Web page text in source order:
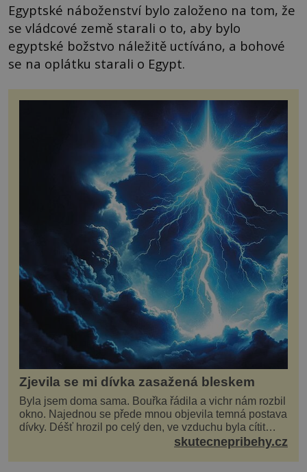
Egyptské náboženství bylo založeno na tom, že
se vládcové země starali o to, aby bylo
egyptské božstvo náležitě uctíváno, a bohové
se na oplátku starali o Egypt.
Zjevila se mi dívka zasažená bleskem
Byla jsem doma sama. Bouřka řádila a vichr nám rozbil
okno. Najednou se přede mnou objevila temná postava
dívky. Déšť hrozil po celý den, ve vzduchu byla cítit
bouřka. Do topolů před domem se opřel ví...skutecnepribehy.cz